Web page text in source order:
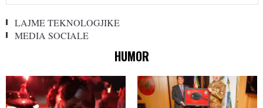
LAJME TEKNOLOGJIKE
MEDIA SOCIALE
HUMOR